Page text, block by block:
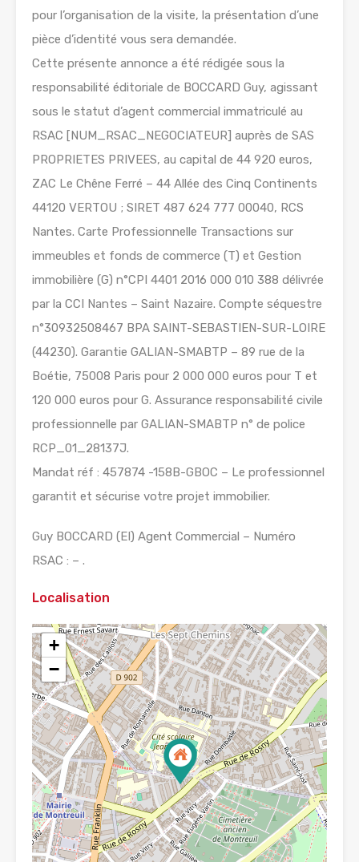
pour l’organisation de la visite, la présentation d’une
pièce d’identité vous sera demandée.
Cette présente annonce a été rédigée sous la
responsabilité éditoriale de BOCCARD Guy, agissant
sous le statut d’agent commercial immatriculé au
RSAC [NUM_RSAC_NEGOCIATEUR] auprès de SAS
PROPRIETES PRIVEES, au capital de 44 920 euros,
ZAC Le Chêne Ferré – 44 Allée des Cinq Continents
44120 VERTOU ; SIRET 487 624 777 00040, RCS
Nantes. Carte Professionnelle Transactions sur
immeubles et fonds de commerce (T) et Gestion
immobilière (G) n°CPI 4401 2016 000 010 388 délivrée
par la CCI Nantes – Saint Nazaire. Compte séquestre
n°30932508467 BPA SAINT-SEBASTIEN-SUR-LOIRE
(44230). Garantie GALIAN-SMABTP – 89 rue de la
Boétie, 75008 Paris pour 2 000 000 euros pour T et
120 000 euros pour G. Assurance responsabilité civile
professionnelle par GALIAN-SMABTP n° de police
RCP_01_28137J.
Mandat réf : 457874 -158B-GBOC – Le professionnel
garantit et sécurise votre projet immobilier.
Guy BOCCARD (EI) Agent Commercial – Numéro
RSAC : – .
Localisation
+
−